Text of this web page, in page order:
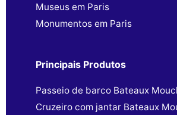
Museus em Paris
Monumentos em Paris
Principais Produtos
Passeio de barco Bateaux
Cruzeiro com jantar Bateaux